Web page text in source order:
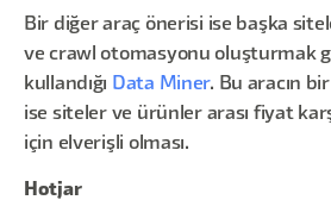
Bir diğer araç önerisi ise başka
ve crawl otomasyonu oluşturmak
kullandığı Data Miner. Bu aracın
ise siteler ve ürünler arası fiyat
için elverişli olması.
Hotjar